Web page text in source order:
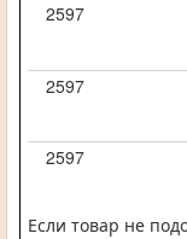
2597
2597
2597
Если товар не